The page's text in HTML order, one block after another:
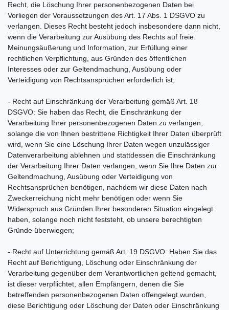
Recht, die Löschung Ihrer personenbezogenen Daten bei
Vorliegen der Voraussetzungen des Art. 17 Abs. 1 DSGVO zu
verlangen. Dieses Recht besteht jedoch insbesondere dann nicht,
wenn die Verarbeitung zur Ausübung des Rechts auf freie
Meinungsäußerung und Information, zur Erfüllung einer
rechtlichen Verpflichtung, aus Gründen des öffentlichen
Interesses oder zur Geltendmachung, Ausübung oder
Verteidigung von Rechtsansprüchen erforderlich ist;
- Recht auf Einschränkung der Verarbeitung gemäß Art. 18
DSGVO: Sie haben das Recht, die Einschränkung der
Verarbeitung Ihrer personenbezogenen Daten zu verlangen,
solange die von Ihnen bestrittene Richtigkeit Ihrer Daten überprüft
wird, wenn Sie eine Löschung Ihrer Daten wegen unzulässiger
Datenverarbeitung ablehnen und stattdessen die Einschränkung
der Verarbeitung Ihrer Daten verlangen, wenn Sie Ihre Daten zur
Geltendmachung, Ausübung oder Verteidigung von
Rechtsansprüchen benötigen, nachdem wir diese Daten nach
Zweckerreichung nicht mehr benötigen oder wenn Sie
Widerspruch aus Gründen Ihrer besonderen Situation eingelegt
haben, solange noch nicht feststeht, ob unsere berechtigten
Gründe überwiegen;
- Recht auf Unterrichtung gemäß Art. 19 DSGVO: Haben Sie das
Recht auf Berichtigung, Löschung oder Einschränkung der
Verarbeitung gegenüber dem Verantwortlichen geltend gemacht,
ist dieser verpflichtet, allen Empfängern, denen die Sie
betreffenden personenbezogenen Daten offengelegt wurden,
diese Berichtigung oder Löschung der Daten oder Einschränkung